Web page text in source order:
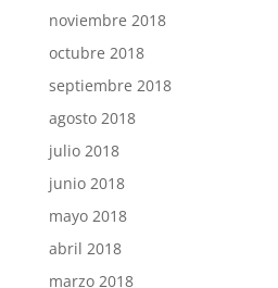
noviembre 2018
octubre 2018
septiembre 2018
agosto 2018
julio 2018
junio 2018
mayo 2018
abril 2018
marzo 2018